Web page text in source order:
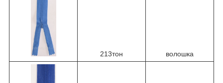
213тон волошка